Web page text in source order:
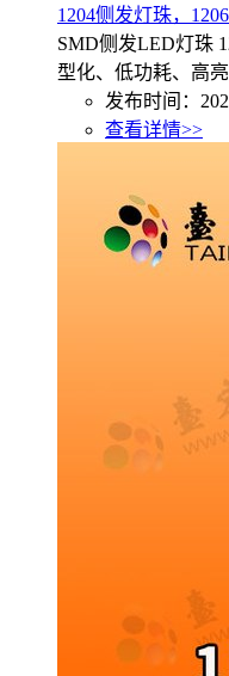
1204侧发灯珠，
SMD侧发LED灯珠
型化、低功耗、高
发布时间：
查看详情>>